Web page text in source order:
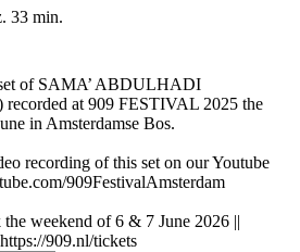
33 min.
of SAMA’ ABDULHADI
recorded at 909 FESTIVAL 2025 the
in Amsterdamse Bos.
recording of this set on our Youtube
909FestivalAmsterdam
weekend of 6 & 7 June 2026 ||
909.nl/tickets